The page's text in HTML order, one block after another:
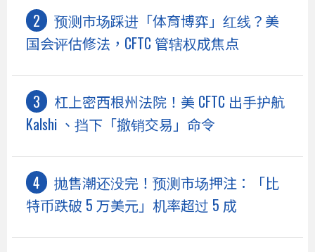
预测市场踩进「体育博弈」红线？美
国会评估修法，CFTC 管辖权成焦点
杠上密西根州法院！美 CFTC 出手护航
Kalshi 、挡下「撤销交易」命令
抛售潮还没完！预测市场押注：「比
特币跌破 5 万美元」机率超过 5 成